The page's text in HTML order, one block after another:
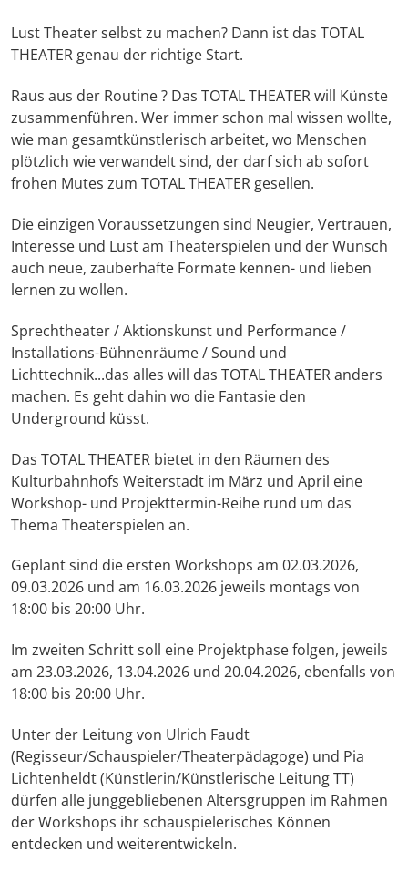
Lust Theater selbst zu machen? Dann ist das TOTAL
THEATER genau der richtige Start.
Raus aus der Routine ? Das TOTAL THEATER will Künste
zusammenführen. Wer immer schon mal wissen wollte,
wie man gesamtkünstlerisch arbeitet, wo Menschen
plötzlich wie verwandelt sind, der darf sich ab sofort
frohen Mutes zum TOTAL THEATER gesellen.
Die einzigen Voraussetzungen sind Neugier, Vertrauen,
Interesse und Lust am Theaterspielen und der Wunsch
auch neue, zauberhafte Formate kennen- und lieben
lernen zu wollen.
Sprechtheater / Aktionskunst und Performance /
Installations-Bühnenräume / Sound und
Lichttechnik...das alles will das TOTAL THEATER anders
machen. Es geht dahin wo die Fantasie den
Underground küsst.
Das TOTAL THEATER bietet in den Räumen des
Kulturbahnhofs Weiterstadt im März und April eine
Workshop- und Projekttermin-Reihe rund um das
Thema Theaterspielen an.
Geplant sind die ersten Workshops am 02.03.2026,
09.03.2026 und am 16.03.2026 jeweils montags von
18:00 bis 20:00 Uhr.
Im zweiten Schritt soll eine Projektphase folgen, jeweils
am 23.03.2026, 13.04.2026 und 20.04.2026, ebenfalls von
18:00 bis 20:00 Uhr.
Unter der Leitung von Ulrich Faudt
(Regisseur/Schauspieler/Theaterpädagoge) und Pia
Lichtenheldt (Künstlerin/Künstlerische Leitung TT)
dürfen alle junggebliebenen Altersgruppen im Rahmen
der Workshops ihr schauspielerisches Können
entdecken und weiterentwickeln.